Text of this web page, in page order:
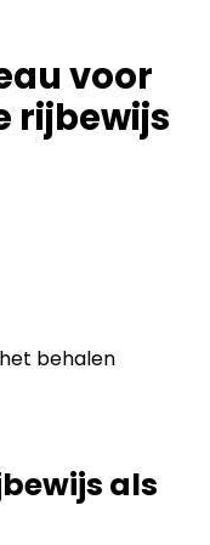
voor
rijbewijs
als